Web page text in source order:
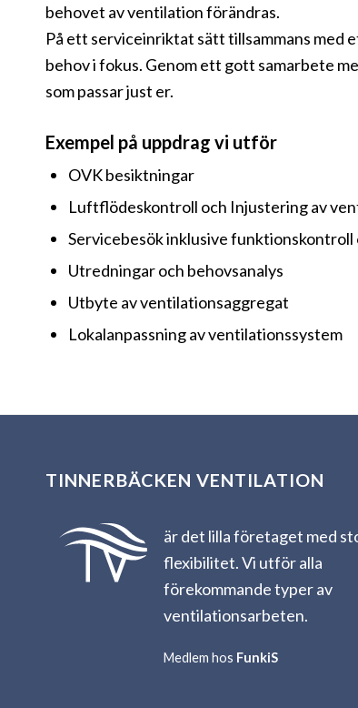
behovet av ventilation förändras.
På ett serviceinriktat sätt tillsammans med
behov i fokus. Genom ett gott samarbete
som passar just er.
Exempel på uppdrag vi utför
OVK besiktningar
Luftflödeskontroll och Injustering av
Servicebesök inklusive
Utredningar och behovsanalys
Utbyte av ventilationsaggregat
Lokalanpassning av ventilationssystem
TINNERBÄCKEN VENTILATION
är det lilla företaget med
flexibilitet. Vi utför alla
förekommande typer av
ventilationsarbeten.
Medlem hos FunkiS